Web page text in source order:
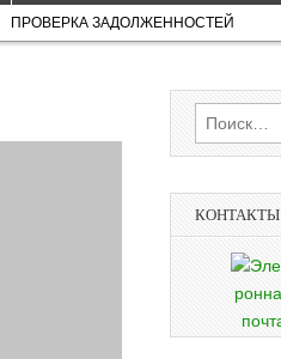
ПРОВЕРКА ЗАДОЛЖЕННОСТЕЙ
Найти:
КОНТАКТЫ